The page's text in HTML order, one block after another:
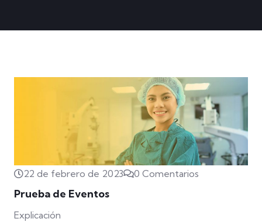
22 de febrero de 2023 0 Comentarios
Prueba de Eventos
Explicación